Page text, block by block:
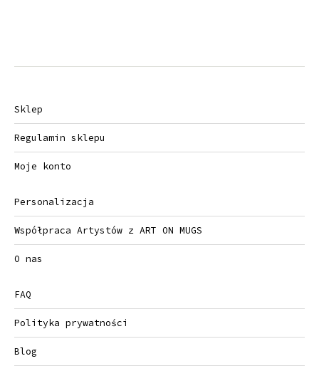
Sklep
Regulamin sklepu
Moje konto
Personalizacja
Współpraca Artystów z ART ON MUGS
O nas
FAQ
Polityka prywatności
Blog